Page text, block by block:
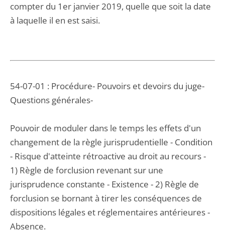
compter du 1er janvier 2019, quelle que soit la date
à laquelle il en est saisi.
54-07-01 : Procédure- Pouvoirs et devoirs du juge-
Questions générales-
Pouvoir de moduler dans le temps les effets d'un
changement de la règle jurisprudentielle - Condition
- Risque d'atteinte rétroactive au droit au recours -
1) Règle de forclusion revenant sur une
jurisprudence constante - Existence - 2) Règle de
forclusion se bornant à tirer les conséquences de
dispositions légales et réglementaires antérieures -
Absence.